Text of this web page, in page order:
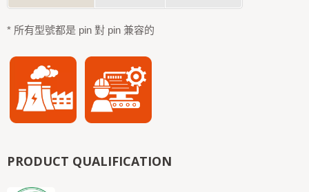
* 所有型號都是 pin 對 pin 兼容的
PRODUCT QUALIFICATION